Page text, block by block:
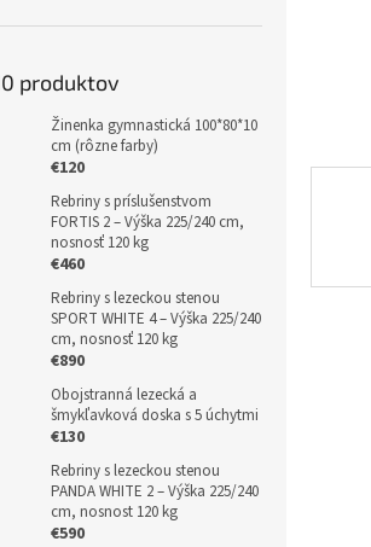
produktov
Žinenka gymnastická 100*80*10
cm (rôzne farby)
€120
Rebriny s príslušenstvom
FORTIS 2 – Výška 225/240 cm,
nosnosť 120 kg
€460
Rebriny s lezeckou stenou
SPORT WHITE 4 – Výška 225/240
cm, nosnosť 120 kg
€890
Obojstranná lezecká a
šmykľavková doska s 5 úchytmi
€130
Rebriny s lezeckou stenou
PANDA WHITE 2 – Výška 225/240
cm, nosnost 120 kg
€590